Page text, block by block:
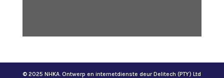
© 2025 NHKA. Ontwerp en internetdienste deur Delitech (PTY) Ltd